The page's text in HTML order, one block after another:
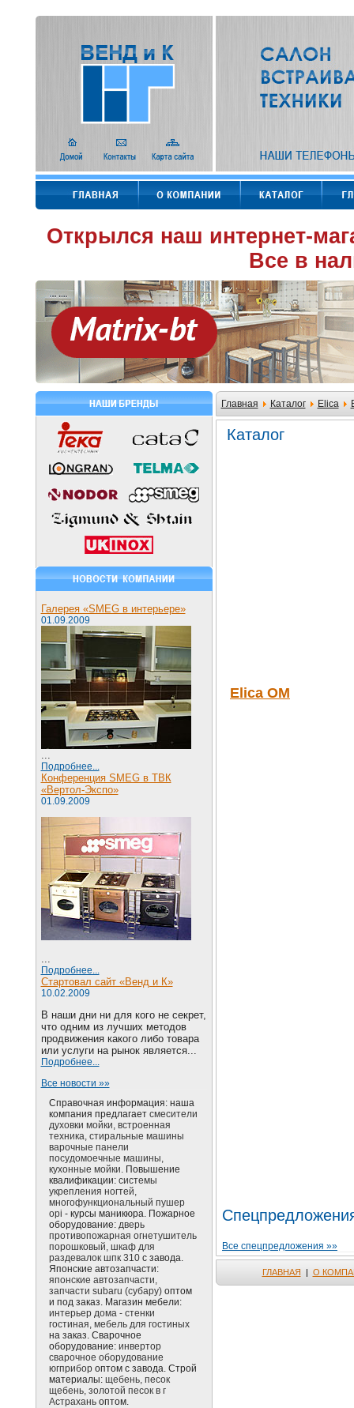
Открылся наш интернет-
Все в
Главная Каталог Elica
Галерея «SMEG в интерьере»
01.09.2009
...
Подробнее...
Конференция SMEG в ТВК
«Вертол-Экспо»
01.09.2009
...
Подробнее...
Стартовал сайт «Венд и К»
10.02.2009
В наши дни ни для кого не секрет,
что одним из лучших методов
продвижения какого либо товара
или услуги на рынок является...
Подробнее...
Все новости »»
Справочная информация: наша
компания предлагает смесители
духовки мойки, встроенная
техника, стиральные машины
варочные панели
посудомоечные машины,
кухонные мойки.Повышение
квалификации: системы
укрепления ногтей,
многофункциональный пушер
opi - курсы маникюра. Пожарное
оборудование: дверь
противопожарная огнетушитель
порошковый, шкаф для
раздевалок шпк 310с завода.
Японские автозапчасти:
японские автозапчасти,
запчасти subaru (субару)оптом
и под заказ. Магазин мебели:
интерьер дома - стенки
гостиная, мебель для гостиных
на заказ. Сварочное
оборудование: инвертор
сварочное оборудование
югприбороптом с завода. Строй
материалы: щебень, песок
щебень, золотой песок в г
Астраханьоптом.
Каталог
Elica OM
Все спецпредложения »»
ГЛАВНАЯ | О